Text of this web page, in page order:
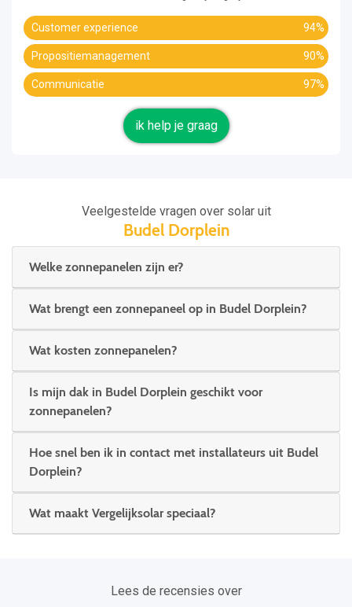
Customer experience 94%
Propositiemanagement 90%
Communicatie 97%
ik help je graag
Veelgestelde vragen over solar uit
Budel Dorplein
Welke zonnepanelen zijn er?
Wat brengt een zonnepaneel op in Budel Dorplein?
Wat kosten zonnepanelen?
Is mijn dak in Budel Dorplein geschikt voor
zonnepanelen?
Hoe snel ben ik in contact met installateurs uit Budel
Dorplein?
Wat maakt Vergelijksolar speciaal?
Lees de recensies over